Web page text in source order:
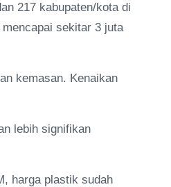
217 kabupaten/kota di
sekitar 3 juta
kemasan. Kenaikan
lebih signifikan
harga plastik sudah